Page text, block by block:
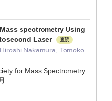
spectrometry Using
Laser
査読
Nakamura, Tomoko
for Mass Spectrometry